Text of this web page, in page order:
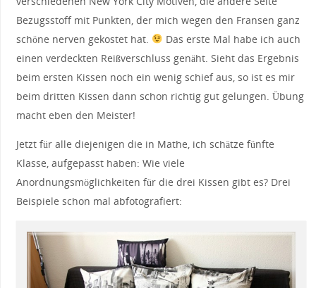
Bezugsstoff mit Punkten, der mich wegen den Fransen ganz
schöne nerven gekostet hat.
Das erste Mal habe ich auch
einen verdeckten Reißverschluss genäht. Sieht das Ergebnis
beim ersten Kissen noch ein wenig schief aus, so ist es mir
beim dritten Kissen dann schon richtig gut gelungen. Übung
macht eben den Meister!
Jetzt für alle diejenigen die in Mathe, ich schätze fünfte
Klasse, aufgepasst haben: Wie viele
Anordnungsmöglichkeiten für die drei Kissen gibt es? Drei
Beispiele schon mal abfotografiert: